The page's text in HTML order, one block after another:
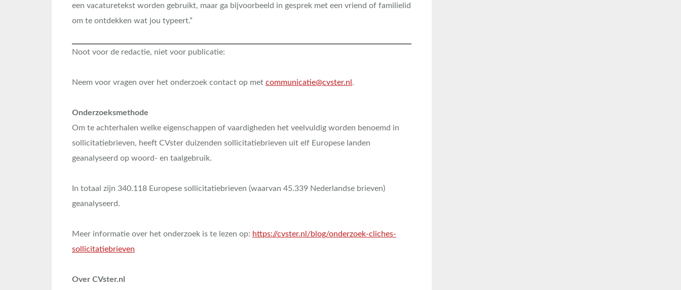
een vacaturetekst worden gebruikt, maar ga bijvoorbeeld in gesprek met een vriend of familielid
om te ontdekken wat jou typeert.”
Noot voor de redactie, niet voor publicatie:
Neem voor vragen over het onderzoek contact op met communicatie@cvster.nl .
Onderzoeksmethode
Om te achterhalen welke eigenschappen of vaardigheden het veelvuldig worden benoemd in
sollicitatiebrieven, heeft CVster duizenden sollicitatiebrieven uit elf Europese landen
geanalyseerd op woord- en taalgebruik.
In totaal zijn 340.118 Europese sollicitatiebrieven (waarvan 45.339 Nederlandse brieven)
geanalyseerd.
Meer informatie over het onderzoek is te lezen op: https://cvster.nl/blog/onderzoek-cliches-
sollicitatiebrieven
Over CVster.nl